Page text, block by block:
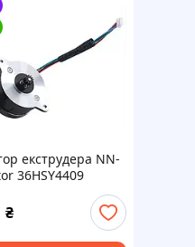
екструдера NN-
36HSY4409
двигун для
Creality
3 V3
₴